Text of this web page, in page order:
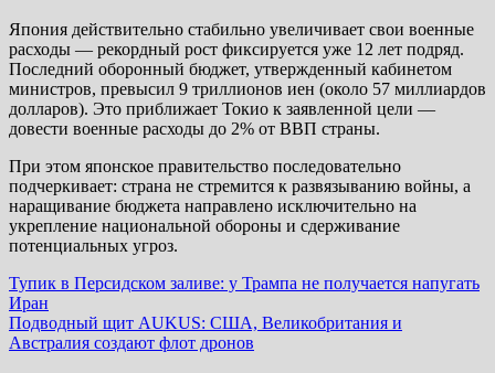
Япония действительно стабильно увеличивает свои военные
расходы — рекордный рост фиксируется уже 12 лет подряд.
Последний оборонный бюджет, утвержденный кабинетом
министров, превысил 9 триллионов иен (около 57 миллиардов
долларов). Это приближает Токио к заявленной цели —
довести военные расходы до 2% от ВВП страны.
При этом японское правительство последовательно
подчеркивает: страна не стремится к развязыванию войны, а
наращивание бюджета направлено исключительно на
укрепление национальной обороны и сдерживание
потенциальных угроз.
Навигация
по
записям
Предыдущая
запись:
Тупик в Персидском заливе: у Трампа не получается напугать
Иран
Следующая
запись:
Подводный щит AUKUS: США, Великобритания и
Австралия создают флот дронов